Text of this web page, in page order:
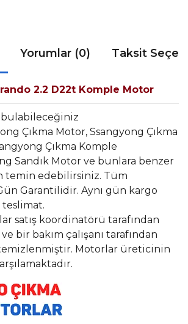
Yorumlar (0) Taksit
2.2 D22t Komple Motor
Çıkma Motor, Ssangyong Çıkma
Çıkma Komple
Sandık Motor ve bunlara benzer
temin edebilirsiniz. Tüm
Garantilidir. Aynı gün kargo
teslimat.
satış koordinatörü tarafından
bir bakım çalışanı tarafından
Motorlar üreticinin